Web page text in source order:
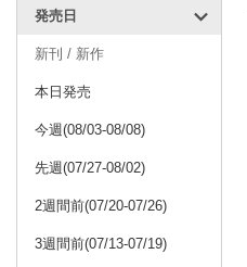
発売日
新刊 / 新作
本日発売
今週(08/03-08/08)
先週(07/27-08/02)
2週間前(07/20-07/26)
3週間前(07/13-07/19)